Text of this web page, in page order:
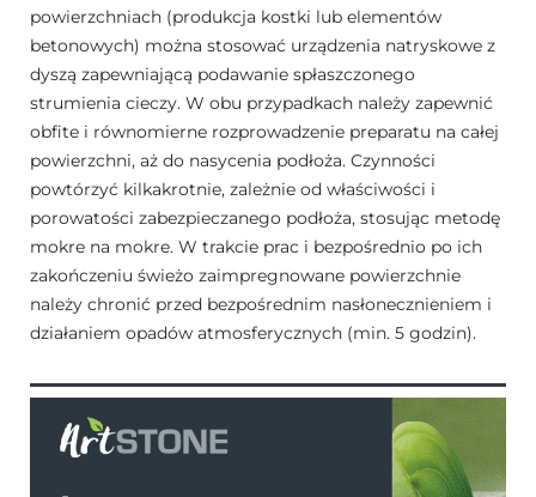
powierzchniach (produkcja kostki lub elementów
betonowych) można stosować urządzenia natryskowe z
dyszą zapewniającą podawanie spłaszczonego
strumienia cieczy. W obu przypadkach należy zapewnić
obfite i równomierne rozprowadzenie preparatu na całej
powierzchni, aż do nasycenia podłoża. Czynności
powtórzyć kilkakrotnie, zależnie od właściwości i
porowatości zabezpieczanego podłoża, stosując metodę
mokre na mokre. W trakcie prac i bezpośrednio po ich
zakończeniu świeżo zaimpregnowane powierzchnie
należy chronić przed bezpośrednim nasłonecznieniem i
działaniem opadów atmosferycznych (min. 5 godzin).